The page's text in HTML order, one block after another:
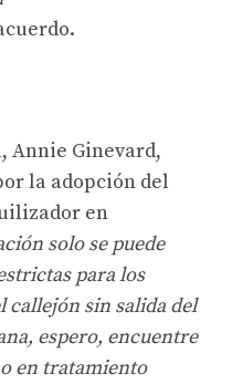
Annie Ginevard,
la adopción del
en
solo se puede
para los
callejón sin salida del
espero, encuentre
en tratamiento